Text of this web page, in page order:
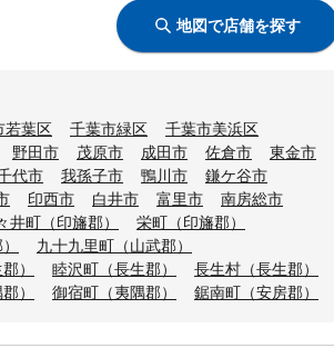
地図で店舗を探す
若葉区 千葉市緑区
千葉市美浜区
野田市 茂原市 成田市 佐倉市
東金市
代市 我孫子市 鴨川市
鎌ケ谷市
印西市 白井市 富里市
南房総市
井町（印旛郡）
栄町（印旛郡）
九十九里町（山武郡）
） 睦沢町（長生郡）
長生村（長生郡）
） 御宿町（夷隅郡） 鋸南町（安房郡）